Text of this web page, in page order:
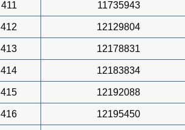
411 11735943
412 12129804
413 12178831
414 12183834
415 12192088
416 12195450